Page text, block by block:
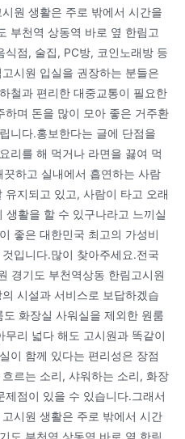
원 생활은 주로 밖에서 시간을
부천역 상동역 바로 옆 한림고
점, 술집, PC방, 코인노래방 등
시원 입실을 권장하는 분들은
철과 편리한 대중교통이 필요한
하며 돈을 많이 모아 좋은 거주환
니다.홍보한다는 글에 단점을
리를 해 먹거나 라면을 끓여 먹
하고 실내에서 흡연하는 사람
지되고 있고, 사람이 타고 오래
활을 할 수 있구나라고 느끼실
좋은 대한민국 최고의 가성비
입니다.많이 찾아주세요.전국
경기도 부천역상동 한림고시원
시설과 서비스로 보답하겠습
화장실 사워실을 제외한 원룸
리 넓다 해도 고시원과 똑같이
이 함께 있다는 편리성은 장점
르는 소리, 샤워하는 소리, 화장
점이 있을 수 있습니다.그래서
시원 생활은 주로 밖에서 시간